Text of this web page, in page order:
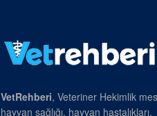
VetRehberi, Veteriner Hekimlik
hayvan sağlığı, hayvan hastalıkları,